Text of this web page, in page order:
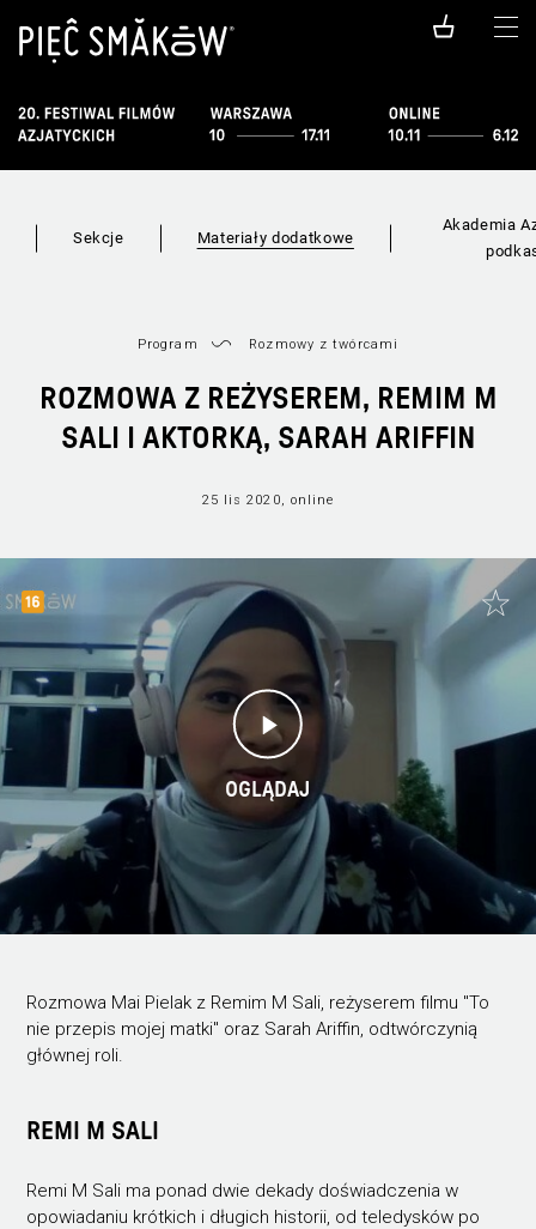
Sekcje Materiały dodatkowe
Akademia
Program Rozmowy z twórcami
ROZMOWA Z REŻYSEREM, REMIM M
SALI I AKTORKĄ, SARAH ARIFFIN
25 lis 2020, online
OGLĄDAJ
Rozmowa Mai Pielak z Remim M Sali, reżyserem filmu "To
nie przepis mojej matki" oraz Sarah Ariffin, odtwórczynią
głównej roli.
REMI M SALI
Remi M Sali ma ponad dwie dekady doświadczenia w
opowiadaniu krótkich i długich historii, od teledysków po